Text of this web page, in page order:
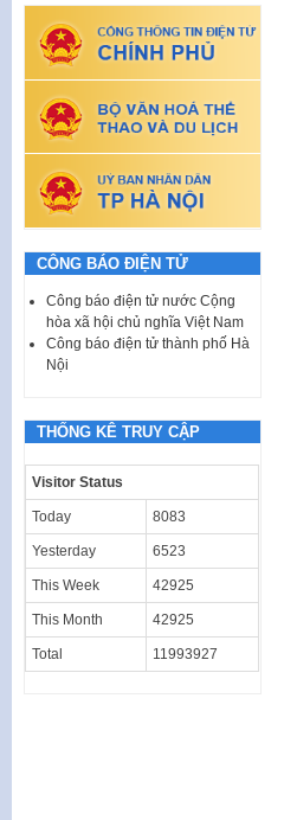
CÔNG BÁO ĐIỆN TỬ
Công báo điện tử nước Cộng
hòa xã hội chủ nghĩa Việt Nam
Công báo điện tử thành phố Hà
Nội
THỐNG KÊ TRUY CẬP
Visitor Status
Today 8083
Yesterday 6523
This Week 42925
This Month 42925
Total 11993927